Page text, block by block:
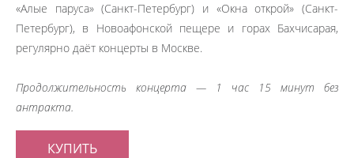
«Алые паруса» (Санкт-Петербург) и «Окна открой» (Санкт-
Петербург), в Новоафонской пещере и горах Бахчисарая,
регулярно даёт концерты в Москве.
Продолжительность концерта — 1 час 15 минут без
антракта.
КУПИТЬ